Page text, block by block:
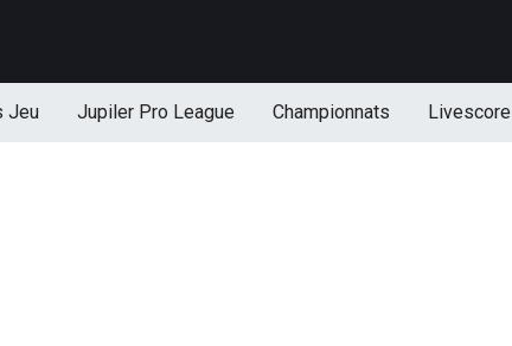
Jeu Jupiler Pro League Championnats Livescore